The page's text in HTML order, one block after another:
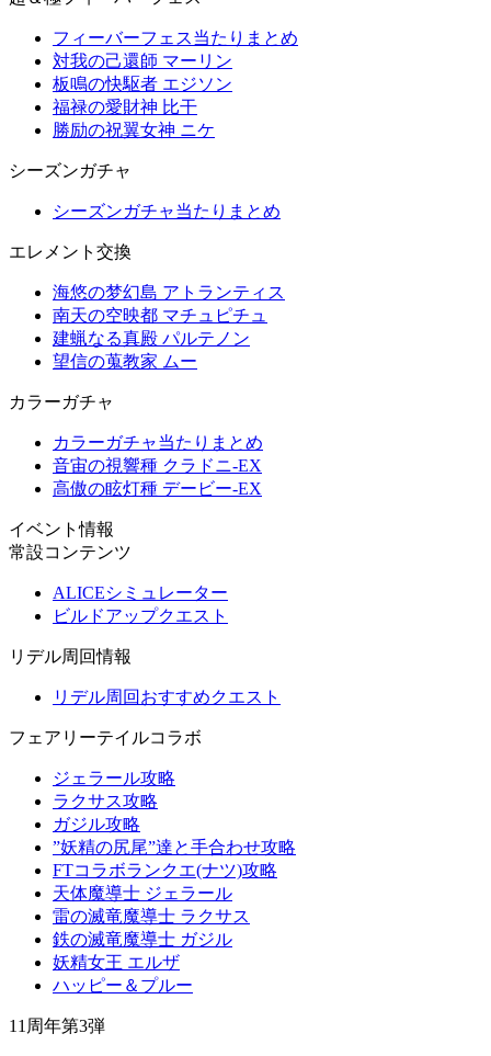
フィーバーフェス当たりまとめ
対我の己還師 マーリン
板鳴の快駆者 エジソン
福禄の愛財神 比干
勝励の祝翼女神 ニケ
シーズンガチャ
シーズンガチャ当たりまとめ
エレメント交換
海悠の梦幻島 アトランティス
南天の空映都 マチュピチュ
建蝋なる真殿 パルテノン
望信の蒐教家 ムー
カラーガチャ
カラーガチャ当たりまとめ
音宙の視響種 クラドニ-EX
高傲の眩灯種 デービー-EX
イベント情報
常設コンテンツ
ALICEシミュレーター
ビルドアップクエスト
リデル周回情報
リデル周回おすすめクエスト
フェアリーテイルコラボ
ジェラール攻略
ラクサス攻略
ガジル攻略
”妖精の尻尾”達と手合わせ攻略
FTコラボランクエ(ナツ)攻略
天体魔導士 ジェラール
雷の滅竜魔導士 ラクサス
鉄の滅竜魔導士 ガジル
妖精女王 エルザ
ハッピー＆プルー
11周年第3弾